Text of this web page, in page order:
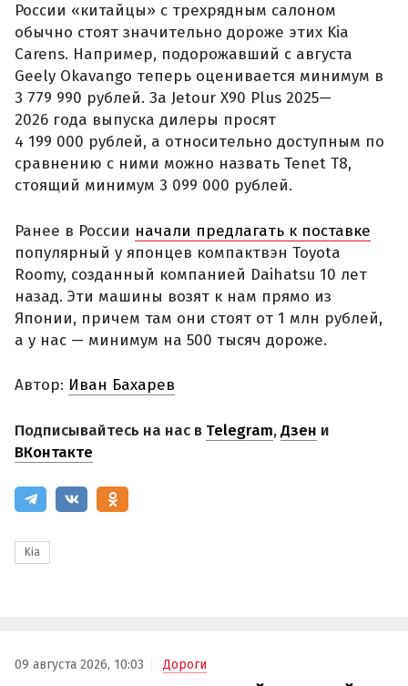
России «китайцы» с трехрядным салоном
обычно стоят значительно дороже этих Kia
Carens. Например, подорожавший с августа
Geely Okavango теперь оценивается минимум в
3 779 990 рублей. За Jetour X90 Plus 2025—
2026 года выпуска дилеры просят
4 199 000 рублей, а относительно доступным по
сравнению с ними можно назвать Tenet T8,
стоящий минимум 3 099 000 рублей.
Ранее в России начали предлагать к поставке
популярный у японцев компактвэн Toyota
Roomy, созданный компанией Daihatsu 10 лет
назад. Эти машины возят к нам прямо из
Японии, причем там они стоят от 1 млн рублей,
а у нас — минимум на 500 тысяч дороже.
Автор: Иван Бахарев
Подписывайтесь на нас в Telegram,Дзен и
ВКонтакте
Kia
09 августа 2026, 10:03 Дороги